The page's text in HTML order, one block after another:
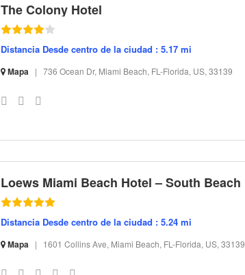
The Colony Hotel
Distancia Desde centro de la ciudad : 5.17 mi
Mapa | 736 Ocean Dr, Miami Beach, FL-Florida, US, 33139
Loews Miami Beach Hotel – South Beach
Distancia Desde centro de la ciudad : 5.24 mi
Mapa | 1601 Collins Ave, Miami Beach, FL-Florida, US, 33139